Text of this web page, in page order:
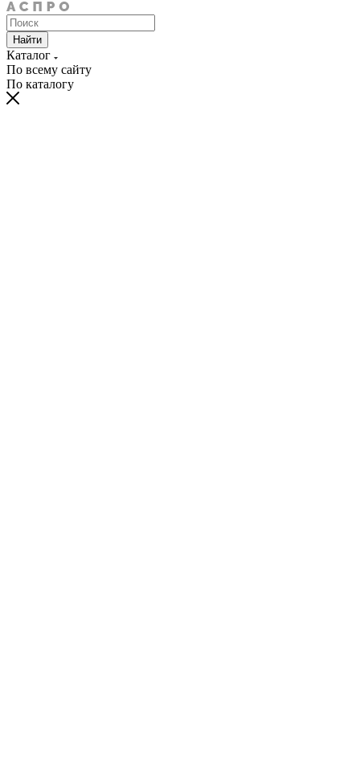
Найти
Каталог
По всему сайту
По каталогу